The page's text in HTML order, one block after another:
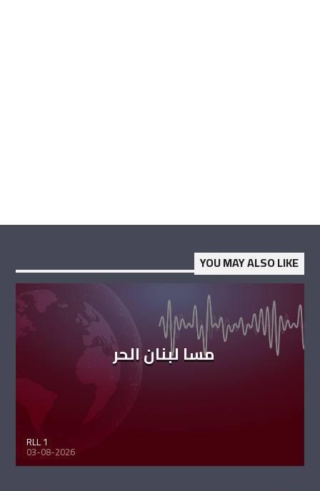
YOU MAY ALSO LIKE
مسا لبنان الحر
RLL 1
03-08-2026